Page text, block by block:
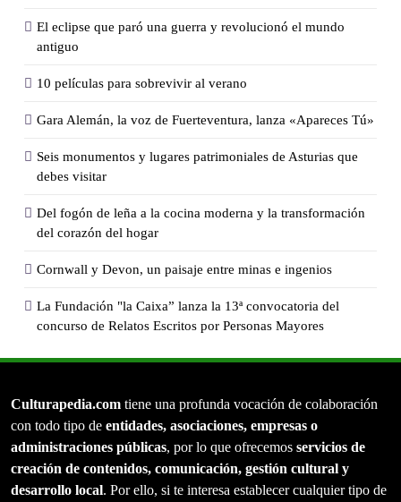
El eclipse que paró una guerra y revolucionó el mundo
antiguo
10 películas para sobrevivir al verano
Gara Alemán, la voz de Fuerteventura, lanza «Apareces Tú»
Seis monumentos y lugares patrimoniales de Asturias que
debes visitar
Del fogón de leña a la cocina moderna y la transformación
del corazón del hogar
Cornwall y Devon, un paisaje entre minas e ingenios
La Fundación "la Caixa” lanza la 13ª convocatoria del
concurso de Relatos Escritos por Personas Mayores
Culturapedia.com tiene una profunda vocación de colaboración
con todo tipo de entidades, asociaciones, empresas o
administraciones públicas, por lo que ofrecemos servicios de
creación de contenidos, comunicación, gestión cultural y
desarrollo local. Por ello, si te interesa establecer cualquier tipo de